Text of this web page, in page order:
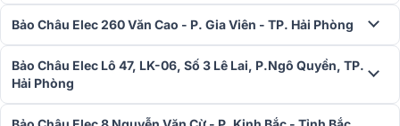
Hiệu suất ổn định trong mọi điều kiện
Với khả năng hoạt động ở nhiệt độ từ 18°C đến 50°C và lưu trữ
trong khoảng 29°C đến 74°C, Shure ULXD2/KSM9 hoạt động ổn
Bảo Châu Elec 260 Văn Cao - P. Gia Viên - TP. Hải Phòng
Bảo Châu Elec Lô 47, LK-06, Số 3 Lê Lai, P.Ngô Quyền, TP.
Hải Phòng